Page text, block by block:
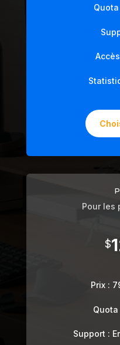
Quota
Pour les
$
Prix :
Quota
Support :